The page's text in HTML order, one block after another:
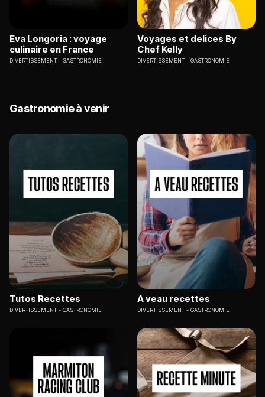
Eva Longoria : voyage
culinaire en France
DIVERTISSEMENT GASTRONOMIE
Voyages et delices By
Chef Kelly
DIVERTISSEMENT GASTRONOMIE
Gastronomie à venir
Tutos Recettes
DIVERTISSEMENT GASTRONOMIE
A veau recettes
DIVERTISSEMENT GASTRONOMIE